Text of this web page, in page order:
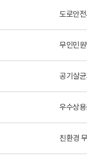
도로안
무인민원
공기살
우수상
친환경